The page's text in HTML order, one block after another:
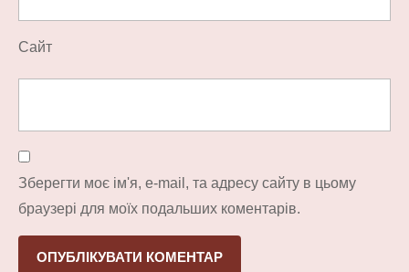
Сайт
Зберегти моє ім'я, e-mail, та адресу сайту в цьому
браузері для моїх подальших коментарів.